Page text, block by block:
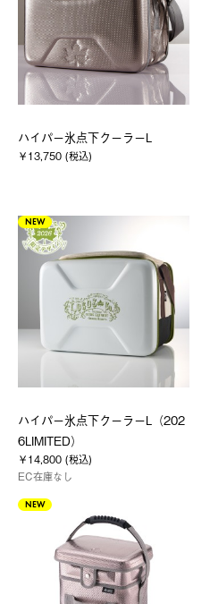
ハイパー氷点下クーラーL
￥13,750 (税込)
NEW
ハイパー氷点下クーラーL（202
6LIMITED）
￥14,800 (税込)
EC在庫なし
NEW